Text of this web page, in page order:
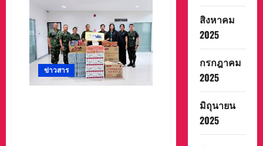
มอบ
อุปกรณ์
รถ
จักรยานยนต์
ยก
ระดับ
การ
ช่วย
เหลือ
ฉุกเฉิน
ข่าวสาร
สิงหาคม
2025
กรกฎาคม
2025
มิถุนายน
2025